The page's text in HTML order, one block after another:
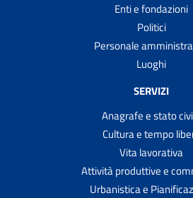
Enti e fondazioni
Politici
Personale
Luoghi
SERVIZI
Anagrafe e stato
Cultura e tempo
Vita lavorativa
Attività produttive e
Urbanistica e